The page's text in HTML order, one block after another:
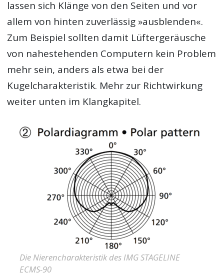
lassen sich Klänge von den Seiten und vor
allem von hinten zuverlässig »ausblenden«.
Zum Beispiel sollten damit Lüftergeräusche
von nahestehenden Computern kein Problem
mehr sein, anders als etwa bei der
Kugelcharakteristik. Mehr zur Richtwirkung
weiter unten im Klangkapitel.
Die Nierencharakteristik des IMG STAGELINE
ECMS-90